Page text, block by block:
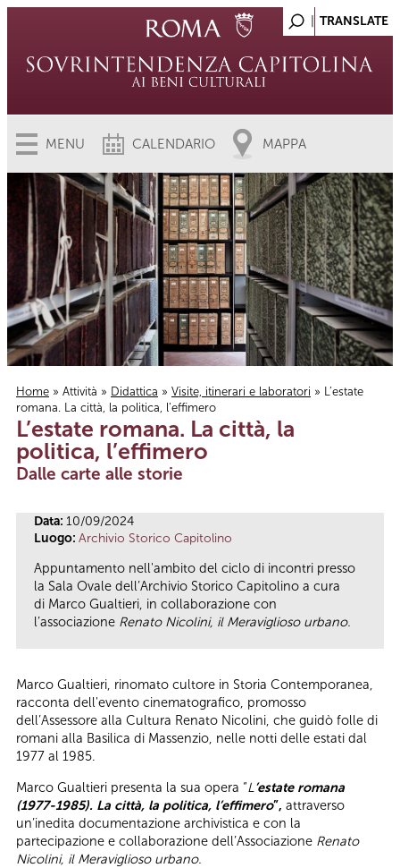
MENU CALENDARIO MAPPA
Tu sei qui
Home » Attività » Didattica » Visite, itinerari e laboratori » L’estate
romana. La città, la politica, l’effimero
L’estate romana. La città, la
politica, l’effimero
Dalle carte alle storie
Data: 10/09/2024
Luogo: Archivio Storico Capitolino
Appuntamento nell'ambito del ciclo di incontri presso
la Sala Ovale dell’Archivio Storico Capitolino a cura
di Marco Gualtieri, in collaborazione con
l’associazione Renato Nicolini, il Meraviglioso urbano.
Marco Gualtieri, rinomato cultore in Storia Contemporanea,
racconta dell'evento cinematografico, promosso
dell’Assessore alla Cultura Renato Nicolini, che guidò folle di
romani alla Basilica di Massenzio, nelle notti delle estati dal
1977 al 1985.
Marco Gualtieri presenta la sua opera “L ’estate romana
(1977-1985). La città, la politica, l’effimero”, attraverso
un’inedita documentazione archivistica e con la
partecipazione e collaborazione dell’Associazione Renato
Nicolini, il Meraviglioso urbano.